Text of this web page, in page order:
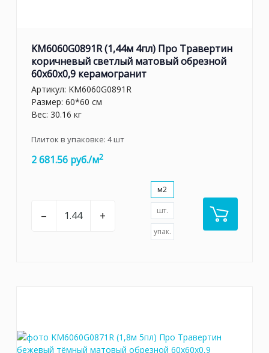
KM6060G0891R (1,44м 4пл) Про Травертин
коричневый светлый матовый обрезной
60x60x0,9 керамогранит
Артикул: KM6060G0891R
Размер: 60*60 см
Вес: 30.16 кг
Плиток в упаковке: 4шт
2 681.56 руб./м2
– +
м2
шт.
упак.